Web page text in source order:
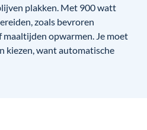
plakken. Met 900 watt
zoals bevroren
opwarmen. Je moet
kiezen, want automatische